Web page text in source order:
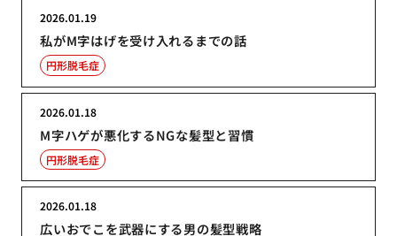
私がM字はげを受け入れるまでの話
2026.01.19
円形脱毛症
M字ハゲが悪化するNGな髪型と習慣
2026.01.18
円形脱毛症
広いおでこを武器にする男の髪型戦略
2026.01.18